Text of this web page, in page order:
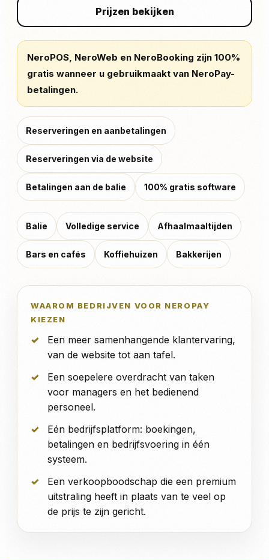
Prijzen bekijken
NeroPOS, NeroWeb en NeroBooking zijn 100%
gratis wanneer u gebruikmaakt van NeroPay-
betalingen.
Reserveringen en aanbetalingen
Reserveringen via de website
Betalingen aan de balie 100% gratis software
Balie Volledige service Afhaalmaaltijden
Bars en cafés Koffiehuizen Bakkerijen
WAAROM BEDRIJVEN VOOR NEROPAY
KIEZEN
Een meer samenhangende klantervaring,
van de website tot aan tafel.
Een soepelere overdracht van taken
voor managers en het bedienend
personeel.
Eén bedrijfsplatform: boekingen,
betalingen en bedrijfsvoering in één
systeem.
Een verkoopboodschap die een premium
uitstraling heeft in plaats van te veel op
de prijs te zijn gericht.